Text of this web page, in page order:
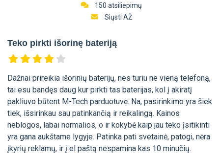
150 atsiliepimų
Siųsti AŽ
Teko pirkti išorinę bateriją
Dažnai prireikia išorinių baterijų, nes turiu ne vieną telefoną,
tai esu bandęs daug kur pirkti tas baterijas, kol į akiratį
pakliuvo būtent M-Tech parduotuvė. Na, pasirinkimo yra šiek
tiek, išsirinkau sau patinkančią ir reikalingą. Kainos
neblogos, labai normalios, o ir kokybė kaip jau teko įsitikinti
yra gana aukštame lygyje. Patinka pati svetainė, patogi, nėra
įkyrių reklamų, ir į el paštą nespamina kas 10 minučių.